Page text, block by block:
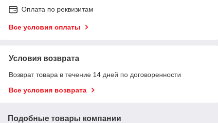
Оплата по реквизитам
Все условия оплаты
Условия возврата
Возврат товара в течение 14 дней по договоренности
Все условия возврата
Подобные товары компании